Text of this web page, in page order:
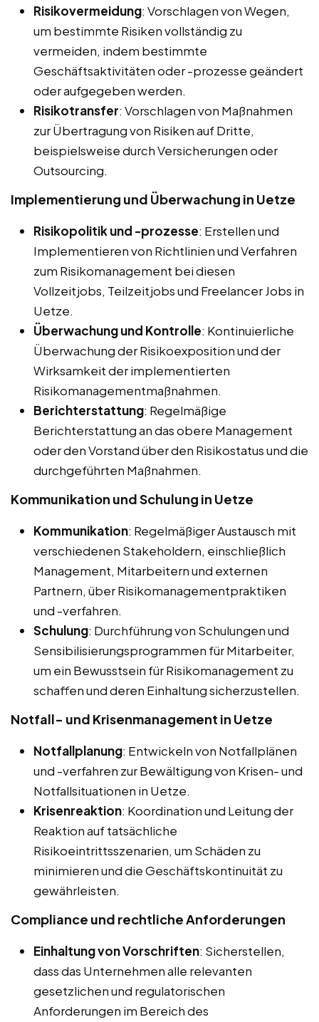
Risikovermeidung: Vorschlagen von Wegen,
um bestimmte Risiken vollständig zu
vermeiden, indem bestimmte
Geschäftsaktivitäten oder -prozesse geändert
oder aufgegeben werden.
Risikotransfer: Vorschlagen von Maßnahmen
zur Übertragung von Risiken auf Dritte,
beispielsweise durch Versicherungen oder
Outsourcing.
Implementierung und Überwachung in Uetze
Risikopolitik und -prozesse: Erstellen und
Implementieren von Richtlinien und Verfahren
zum Risikomanagement bei diesen
Vollzeitjobs, Teilzeitjobs und Freelancer Jobs in
Uetze.
Überwachung und Kontrolle: Kontinuierliche
Überwachung der Risikoexposition und der
Wirksamkeit der implementierten
Risikomanagementmaßnahmen.
Berichterstattung: Regelmäßige
Berichterstattung an das obere Management
oder den Vorstand über den Risikostatus und die
durchgeführten Maßnahmen.
Kommunikation und Schulung in Uetze
Kommunikation: Regelmäßiger Austausch mit
verschiedenen Stakeholdern, einschließlich
Management, Mitarbeitern und externen
Partnern, über Risikomanagementpraktiken
und -verfahren.
Schulung: Durchführung von Schulungen und
Sensibilisierungsprogrammen für Mitarbeiter,
um ein Bewusstsein für Risikomanagement zu
schaffen und deren Einhaltung sicherzustellen.
Notfall- und Krisenmanagement in Uetze
Notfallplanung: Entwickeln von Notfallplänen
und -verfahren zur Bewältigung von Krisen- und
Notfallsituationen in Uetze.
Krisenreaktion: Koordination und Leitung der
Reaktion auf tatsächliche
Risikoeintrittsszenarien, um Schäden zu
minimieren und die Geschäftskontinuität zu
gewährleisten.
Compliance und rechtliche Anforderungen
Einhaltung von Vorschriften: Sicherstellen,
dass das Unternehmen alle relevanten
gesetzlichen und regulatorischen
Anforderungen im Bereich des